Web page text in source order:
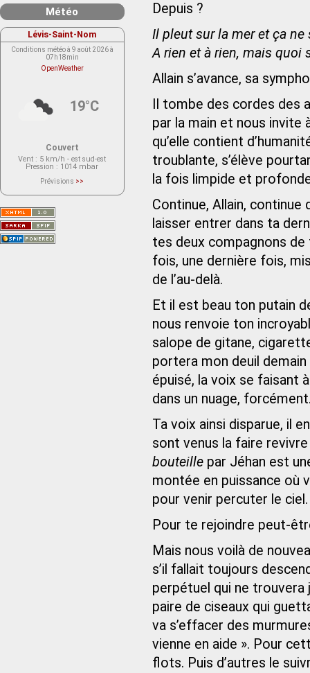
Depuis ?
Il pleut sur la mer et ça ne
A rien et à rien, mais quoi
Allain s’avance, sa
Il tombe des cordes des
par la main et nous invite
qu’elle contient
troublante, s’élève
la fois limpide et
Continue, Allain,
laisser entrer dans ta
tes deux compagnons de
fois, une dernière fois,
de l’au-delà.
Et il est beau ton putain
nous renvoie ton
salope de gitane,
portera mon deuil
épuisé, la voix se faisant
dans un nuage,
Ta voix ainsi disparue, il
sont venus la faire
bouteille par Jéhan est
montée en puissance où
pour venir percuter le ciel.
Pour te rejoindre peut-
Mais nous voilà de
s’il fallait toujours
perpétuel qui ne trouvera
paire de ciseaux qui
va s’effacer des
vienne en aide ». Pour
flots. Puis d’autres le
Météo
Lévis-Saint-Nom
Conditions météo à 9 août 2026 à
07h18min
OpenWeather
19°C
Couvert
Vent : 5 km/h - est sud-est
Pression : 1014 mbar
Prévisions >>
actuellement aucune prévision
Saint-Nom.
Veuillez consulter le message du
service ci-dessous.
(401 - Invalid API key. Please see
https://openweathermap.org/faq#error401